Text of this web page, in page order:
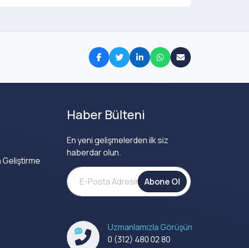
Haber Bülteni
En yeni gelişmelerden ilk siz
haberdar olun.
Abone Ol
Uzmanlamızla Görüşün
0 (312) 480 02 80